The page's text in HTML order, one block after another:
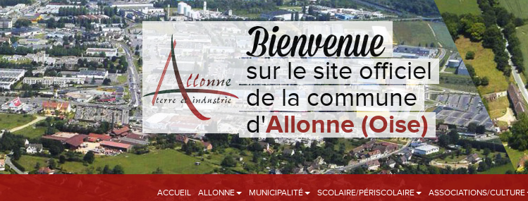
sur le site officiel
de la commune
d'Allonne (Oise)
ACCUEIL ALLONNE MUNICIPALITÉ SCOLAIRE/PÉRISCOLAIRE ASSOCIATIONS/CULTURE